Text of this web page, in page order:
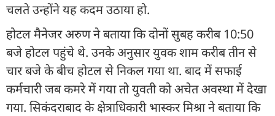
चलते उन्होंने यह कदम उठाया हो.
होटल मैनेजर अरुण ने बताया कि दोनों सुबह करीब 10:50
बजे होटल पहुंचे थे. उनके अनुसार युवक शाम करीब तीन से
चार बजे के बीच होटल से निकल गया था. बाद में सफाई
कर्मचारी जब कमरे में गया तो युवती को अचेत अवस्था में देखा
गया. सिकंदराबाद के क्षेत्राधिकारी भास्कर मिश्रा ने बताया कि